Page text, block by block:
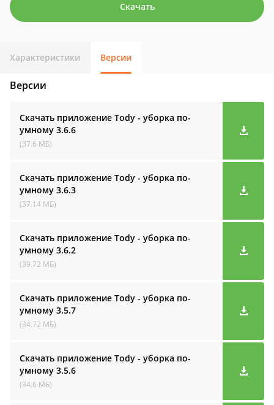
Скачать
Характеристики Версии
Версии
Скачать приложение Tody - уборка по-
умному 3.6.6
(37.6 МБ)
Скачать приложение Tody - уборка по-
умному 3.6.3
(37.14 МБ)
Скачать приложение Tody - уборка по-
умному 3.6.2
(39.72 МБ)
Скачать приложение Tody - уборка по-
умному 3.5.7
(34.72 МБ)
Скачать приложение Tody - уборка по-
умному 3.5.6
(34.6 МБ)